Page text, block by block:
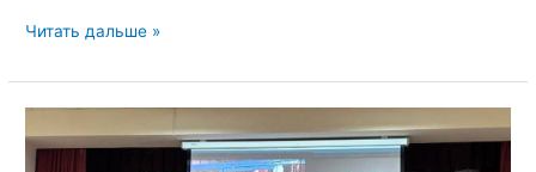
Лекция
студентами
Ордена
Трудового
Красного
Читать дальше »